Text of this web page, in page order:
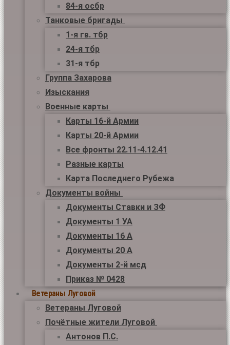
84-я осбр
Танковые бригады
1-я гв. тбр
24-я тбр
31-я тбр
Группа Захарова
Изыскания
Военные карты
Карты 16-й Армии
Карты 20-й Армии
Все фронты 22.11-4.12.41
Разные карты
Карта Последнего Рубежа
Документы войны
Документы Ставки и ЗФ
Документы 1 УА
Документы 16 А
Документы 20 А
Документы 2-й мсд
Приказ № 0428
Ветераны Луговой
Ветераны Луговой
Почётные жители Луговой
Антонов П.С.